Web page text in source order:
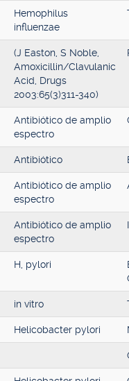
Hemophilus
influenzae
(J Easton, S Noble,
Amoxicillin/Clavulanic
Acid, Drugs
2003:65(3)311-340)
Antibiótico de amplio
espectro
Antibiótico
Antibiótico de amplio
espectro
Antibiótico de amplio
espectro
H, pylori
in vitro
Helicobacter pylori